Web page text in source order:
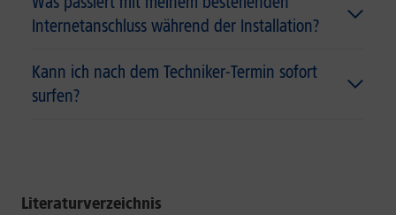
Internetanschluss während der Installation?
Kann ich nach dem Techniker-Termin sofort
surfen?
Literaturverzeichnis